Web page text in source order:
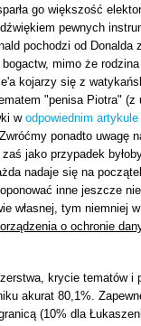
go większość
pewnych
pochodzi od Donalda
mimo że rodzina
kojarzy się z
"penisa Piotra" (z
w odpowiednim artykule
ponadto uwagę
jako przypadek
nadaje się na
inne jeszcze
własnej, tym niemniej
o ochronie
krycie tematów
akurat 80,1%.
(10% dla